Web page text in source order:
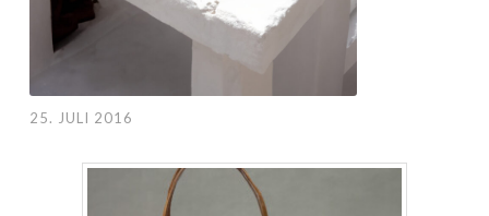
25. JULI 2016